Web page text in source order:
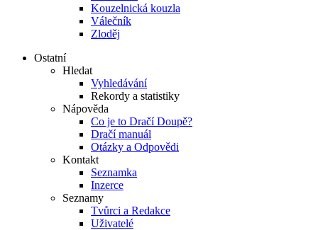
Kouzelnická kouzla
Válečník
Zloděj
Ostatní
Hledat
Vyhledávání
Rekordy a statistiky
Nápověda
Co je to Dračí Doupě?
Dračí manuál
Otázky a Odpovědi
Kontakt
Seznamka
Inzerce
Seznamy
Tvůrci a Redakce
Uživatelé